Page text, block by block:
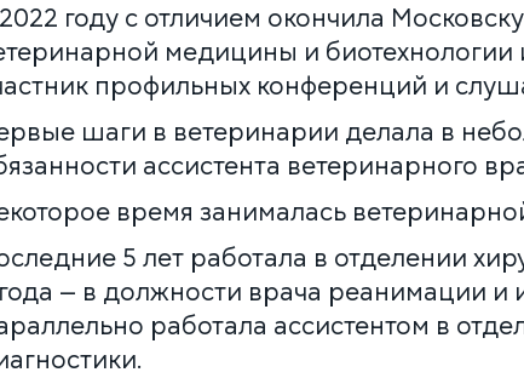
году с отличием окончила
медицины и
профильных конференций и
шаги в ветеринарии делала в
ассистента ветеринарного
время занималась
5 лет работала в отделении
— в должности врача реанимации и
работала ассистентом в
Серпуховской
Москва, ул. Большая Серпуховская, 62к2
+7 (499) 288-80-36
Круглосуточно
Скоро открытие!
Многопрофильная клиника на Введенского
+7 (499) 288-80-36
Клиника на Карамышевской набережной
Москва, Карамышевская наб., 2А
+7 (499) 288-80-36